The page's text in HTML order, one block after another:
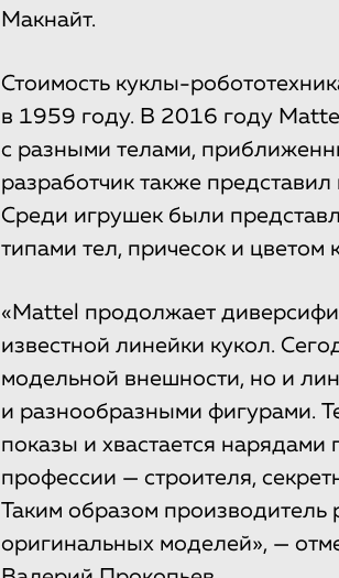
Макнайт.
Стоимость куклы-
в 1959 году. В 2016 году
с разными телами,
разработчик также
Среди игрушек были
типами тел, причесок и цветом
«Mattel продолжает
известной линейки кукол.
модельной внешности, но и
и разнообразными фигурами.
показы и хвастается
профессии — строителя,
Таким образом производитель
оригинальных моделей», —